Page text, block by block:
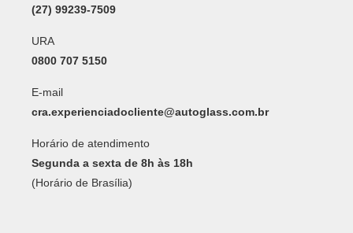
(27) 99239-7509
URA
0800 707 5150
E-mail
cra.experienciadocliente@autoglass.com.br
Horário de atendimento
Segunda a sexta de 8h às 18h
(Horário de Brasília)